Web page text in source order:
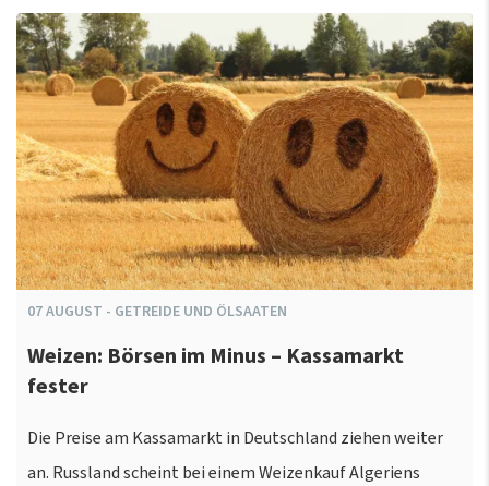
07AUGUST - GETREIDE UND ÖLSAATEN
Weizen: Börsen im Minus – Kassamarkt
fester
Die Preise am Kassamarkt in Deutschland ziehen weiter
an. Russland scheint bei einem Weizenkauf Algeriens